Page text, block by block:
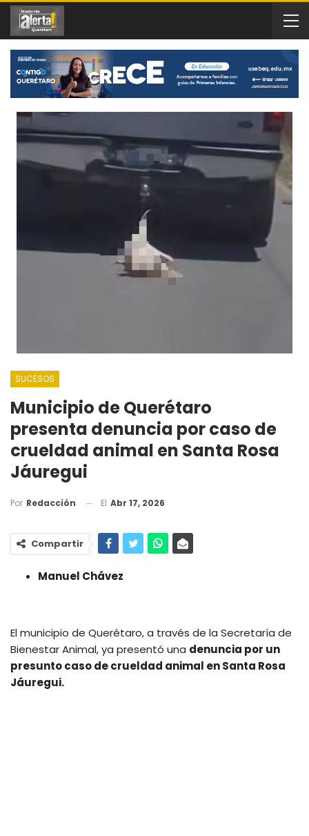
SUCESOS
Municipio de Querétaro
presenta denuncia por caso de
crueldad animal en Santa Rosa
Jáuregui
Por Redacción El Abr 17, 2026
Compartir
Manuel Chávez
El municipio de Querétaro, a través de la Secretaría de
Bienestar Animal, ya presentó una denuncia por un
presunto caso de crueldad animal en Santa Rosa
Jáuregui.